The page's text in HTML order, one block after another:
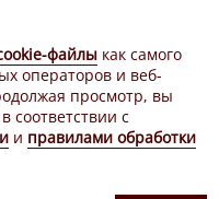
файлы как самого
операторов и веб-
просмотр, вы
соответствии с
и правилами обработки